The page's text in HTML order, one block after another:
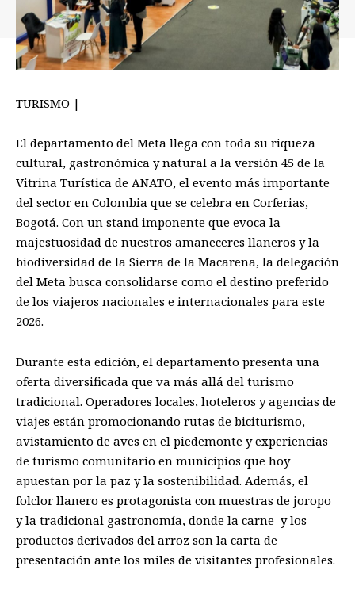
TURISMO |
El departamento del Meta llega con toda su riqueza
cultural, gastronómica y natural a la versión 45 de la
Vitrina Turística de ANATO, el evento más importante
del sector en Colombia que se celebra en Corferias,
Bogotá. Con un stand imponente que evoca la
majestuosidad de nuestros amaneceres llaneros y la
biodiversidad de la Sierra de la Macarena, la delegación
del Meta busca consolidarse como el destino preferido
de los viajeros nacionales e internacionales para este
2026.
Durante esta edición, el departamento presenta una
oferta diversificada que va más allá del turismo
tradicional. Operadores locales, hoteleros y agencias de
viajes están promocionando rutas de biciturismo,
avistamiento de aves en el piedemonte y experiencias
de turismo comunitario en municipios que hoy
apuestan por la paz y la sostenibilidad. Además, el
folclor llanero es protagonista con muestras de joropo
y la tradicional gastronomía, donde la carne y los
productos derivados del arroz son la carta de
presentación ante los miles de visitantes profesionales.